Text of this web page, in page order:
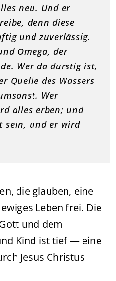
neu. Und er
denn diese
und zuverlässig.
Omega, der
Wer da durstig ist,
Quelle des Wassers
Wer
alles erben; und
sein, und er wird
die glauben, eine
Leben frei. Die
und dem
Kind ist tief — eine
Jesus Christus